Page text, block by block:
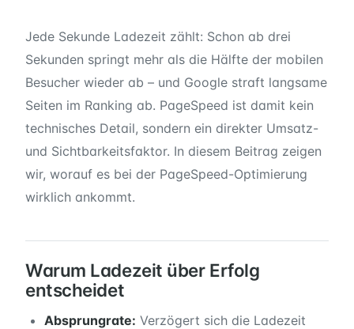
Jede Sekunde Ladezeit zählt: Schon ab drei
Sekunden springt mehr als die Hälfte der mobilen
Besucher wieder ab – und Google straft langsame
Seiten im Ranking ab. PageSpeed ist damit kein
technisches Detail, sondern ein direkter Umsatz-
und Sichtbarkeitsfaktor. In diesem Beitrag zeigen
wir, worauf es bei der PageSpeed-Optimierung
wirklich ankommt.
Warum Ladezeit über Erfolg
entscheidet
Absprungrate: Verzögert sich die Ladezeit